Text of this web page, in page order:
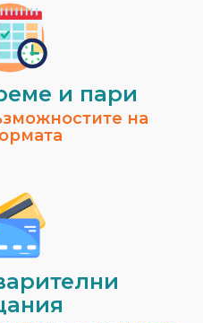
и пари
на